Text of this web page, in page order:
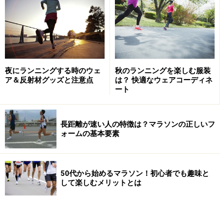
夜ランの目印となる東京タワー
東京タワー周辺がおすすめです。遠くから眺める東京タ
ワーも素敵ですが、ライトアップされた東京タワーを間
夜にランニングする時のウェ
ア＆反射材グッズと注意点
秋のランニングを楽しむ服装
は？ 快適なウェアコーディネ
ート
長距離が速い人の特徴は？マラソンの正しいフ
ォームの基本要素
50代から始めるマラソン！初心者でも趣味と
して楽しむメリットとは